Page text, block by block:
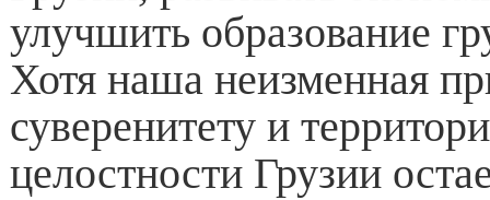
улучшить образование
Хотя наша неизменная
суверенитету и
целостности Грузии